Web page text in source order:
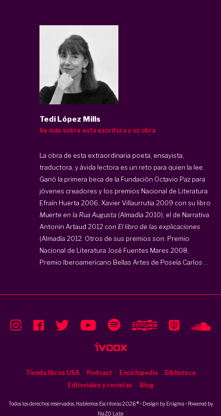
Tedi López Mills
Ve más sobre esta escritora y su obra
La obra de esta extraordinaria poeta, ensayista,
traductora, y ávida lectora es un reto para quien la lee.
Ganó la primera beca de la Fundación Octavio Paz para
jóvenes creadores y los premios Nacional de Literatura
Efraín Huerta 2006, Xavier Villaurrutia 2009 con su libro
Muerte en la Rua Augusta (Almadía 2010); el de Narrativa
Antonin Artaud 2012 con El libro de las explicaciones
(Almadía 2012. Otros de sus premios son: Premio
Nacional de Literatura José Fuentes Mares 2008,
Premio Iberoamericano Bellas Artes de Poseía Carlos ...
Tienda libros USA Podcast Enciclopedia
Biblioteca
Editoriales y revistas
Blog
Todos los derechos reservados, Hablemos Escritoras 2026 ® • Design by Enigma • Powered by
NaZO Labs